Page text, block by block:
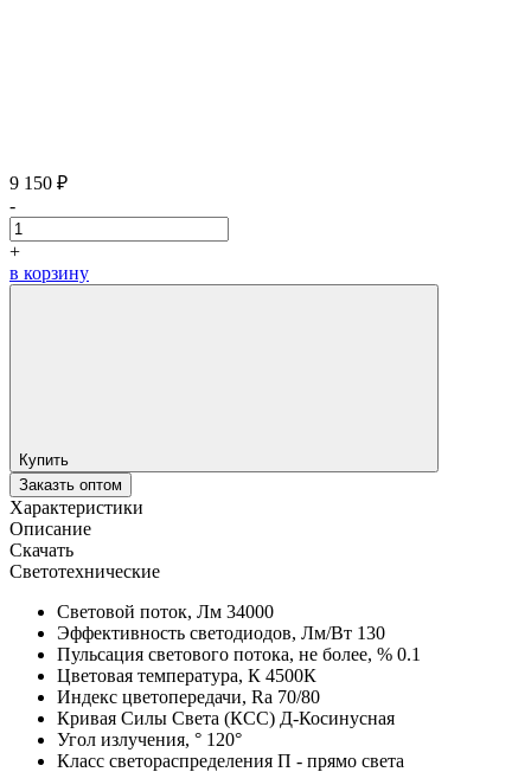
9 150 ₽
-
+
в корзину
Купить
Заказть оптом
Характеристики
Описание
Скачать
Светотехнические
Световой поток, Лм 34000
Эффективность светодиодов, Лм/Вт 130
Пульсация светового потока, не более, % 0.1
Цветовая температура, К 4500К
Индекс цветопередачи, Ra 70/80
Кривая Силы Света (КСС) Д-Косинусная
Угол излучения, ° 120°
Класс светораспределения П - прямо света